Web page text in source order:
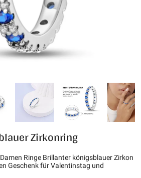
Zirkonring
Ringe Brillanter königsblauer Zirkon
Geschenk für Valentinstag und